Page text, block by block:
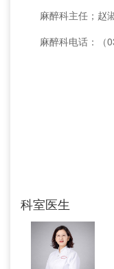
麻醉科主任；赵
麻醉科电话：（
科室医生